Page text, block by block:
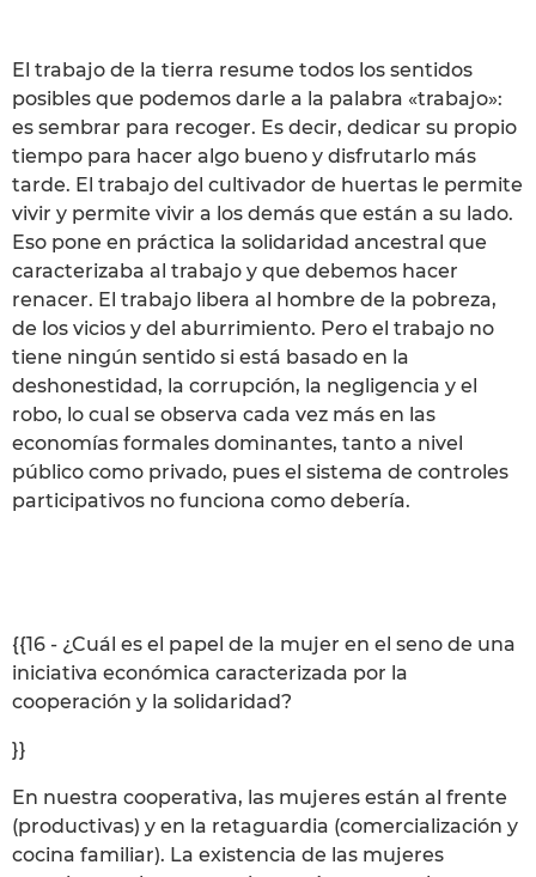
El trabajo de la tierra resume todos los sentidos
posibles que podemos darle a la palabra «trabajo»:
es sembrar para recoger. Es decir, dedicar su propio
tiempo para hacer algo bueno y disfrutarlo más
tarde. El trabajo del cultivador de huertas le permite
vivir y permite vivir a los demás que están a su lado.
Eso pone en práctica la solidaridad ancestral que
caracterizaba al trabajo y que debemos hacer
renacer. El trabajo libera al hombre de la pobreza,
de los vicios y del aburrimiento. Pero el trabajo no
tiene ningún sentido si está basado en la
deshonestidad, la corrupción, la negligencia y el
robo, lo cual se observa cada vez más en las
economías formales dominantes, tanto a nivel
público como privado, pues el sistema de controles
participativos no funciona como debería.
{{16 - ¿Cuál es el papel de la mujer en el seno de una
iniciativa económica caracterizada por la
cooperación y la solidaridad?
}}
En nuestra cooperativa, las mujeres están al frente
(productivas) y en la retaguardia (comercialización y
cocina familiar). La existencia de las mujeres